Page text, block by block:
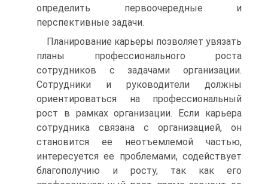
определить первоочередные и
перспективные задачи.
Планирование карьеры позволяет увязать
планы профессионального роста
сотрудников с задачами организации.
Сотрудники и руководители должны
ориентироваться на профессиональный
рост в рамках организации. Если карьера
сотрудника связана с организацией, он
становится ее неотъемлемой частью,
интересуется ее проблемами, содействует
благополучию и росту, так как его